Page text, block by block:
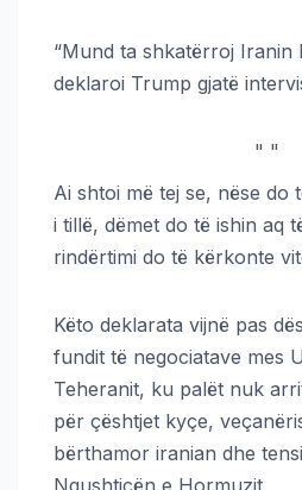
“Mund ta shkatërroj Iranin
deklaroi Trump gjatë
" "
Ai shtoi më tej se, nëse do
i tillë, dëmet do të ishin aq
rindërtimi do të kërkonte
Këto deklarata vijnë pas
fundit të negociatave mes
Teheranit, ku palët nuk
për çështjet kyçe,
bërthamor iranian dhe
Ngushticën e Hormuzit.